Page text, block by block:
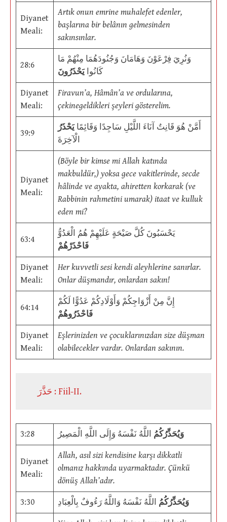
Diyanet
Meali:
Artık onun emrine muhalefet edenler,
başlarına bir belânın gelmesinden
sakınsınlar.
28:6
وَنُرِيَ فِرْعَوْنَ وَهَامَانَ وَجُنُودَهُمَا مِنْهُمْ مَا
كَانُوايَحْذَرُونَ
Diyanet
Meali:
Firavun’a, Hâmân’a ve ordularına,
çekinegeldikleri şeyleri gösterelim.
39:9
أَمَّنْ هُوَ قَانِتٌ آنَاءَ اللَّيْلِ سَاجِدًا وَقَائِمًايَحْذَرُ
الْآخِرَةَ
Diyanet
Meali:
(Böyle bir kimse mi Allah katında
makbuldür,) yoksa gece vakitlerinde, secde
hâlinde ve ayakta, ahiretten korkarak (ve
Rabbinin rahmetini umarak) itaat ve kulluk
eden mi?
63:4
يَحْسَبُونَ كُلَّ صَيْحَةٍ عَلَيْهِمْ هُمُ الْعَدُوُّ
فَاحْذَرْهُمْ
Diyanet
Meali:
Her kuvvetli sesi kendi aleyhlerine sanırlar.
Onlar düşmandır, onlardan sakın!
64:14
إِنَّ مِنْ أَزْوَاجِكُمْ وَأَوْلَادِكُمْ عَدُوًّا لَكُمْ
فَاحْذَرُوهُمْ
Diyanet
Meali:
Eşlerinizden ve çocuklarınızdan size düşman
olabilecekler vardır. Onlardan sakının.
حَذَّرَ : Fiil-II.
3:28 وَيُحَذِّرُكُمُ اللَّهُ نَفْسَهُ وَإِلَى اللَّهِ الْمَصِيرُ
Diyanet
Meali:
Allah, asıl sizi kendisine karşı dikkatli
olmanız hakkında uyarmaktadır. Çünkü
dönüş Allah’adır.
3:30 وَيُحَذِّرُكُمُ اللَّهُ نَفْسَهُ وَاللَّهُ رَءُوفٌ بِالْعِبَادِ